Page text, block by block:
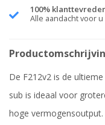
100%
Alle aandacht voor u
De F212v2 is de
sub is ideaal voor
hoge